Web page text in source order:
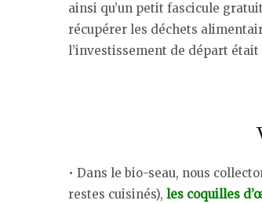
ainsi qu’un petit fascicule
récupérer les déchets
l’investissement de départ
• Dans le bio-seau, nous
restes cuisinés), les coquilles